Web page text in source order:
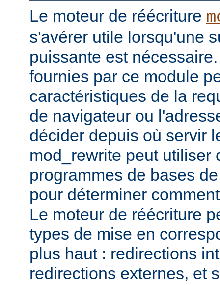
Le moteur de réécriture
s'avérer utile lorsqu'une
puissante est
fournies par ce module
caractéristiques de la
de navigateur ou
décider depuis où servir
mod_rewrite peut utiliser
programmes de bases
pour déterminer
Le moteur de réécriture
types de mise en
plus haut : redirections
redirections externes, et